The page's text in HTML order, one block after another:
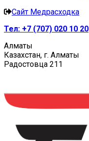
Сайт Медрасходка
Тел: +7 (707) 020 10 20
Алматы
Казахстан, г. Алматы
Радостовца 211